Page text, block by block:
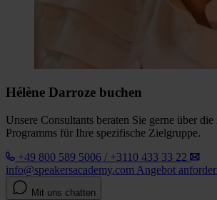
Hélène Darroze buchen
Unsere Consultants beraten Sie gerne über
Programms für Ihre spezifische Zielgruppe.
+49 800 589 5006 / +3110 433 33 22
info@speakersacademy.com Angebot
Mit uns chatten